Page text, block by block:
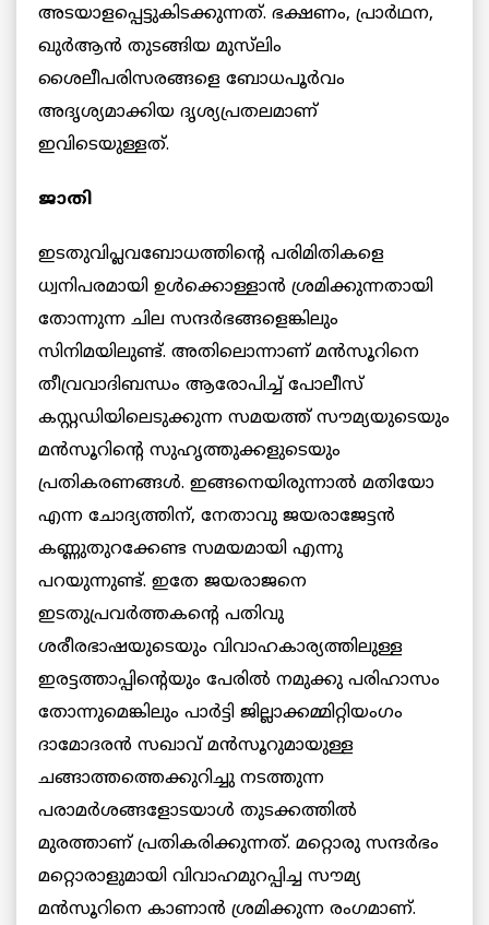
അടയാളപ്പെട്ടുകിടക്കുന്നത്. ഭക്ഷണം, പ്രാര്‍ഥന,
ഖുർആൻ തുടങ്ങിയ മുസ്‌ലിം
ശൈലീപരിസരങ്ങളെ ബോധപൂര്‍വം
അദൃശ്യമാക്കിയ ദൃശ്യപ്രതലമാണ്
ഇവിടെയുള്ളത്.
ജാതി
ഇടതുവിപ്ലവബോധത്തിന്‍റെ പരിമിതികളെ
ധ്വനിപരമായി ഉള്‍ക്കൊള്ളാന്‍ ശ്രമിക്കുന്നതായി
തോന്നുന്ന ചില സന്ദര്‍ഭങ്ങളെങ്കിലും
സിനിമയിലുണ്ട്. അതിലൊന്നാണ് മന്‍സൂറിനെ
തീവ്രവാദിബന്ധം ആരോപിച്ച് പോലീസ്
കസ്റ്റഡിയിലെടുക്കുന്ന സമയത്ത് സൗമ്യയുടെയും
മന്‍സൂറിന്‍റെ സുഹൃത്തുക്കളുടെയും
പ്രതികരണങ്ങള്‍. ഇങ്ങനെയിരുന്നാല്‍ മതിയോ
എന്ന ചോദ്യത്തിന്, നേതാവു ജയരാജേട്ടന്‍
കണ്ണുതുറക്കേണ്ട സമയമായി എന്നു
പറയുന്നുണ്ട്. ഇതേ ജയരാജനെ
ഇടതുപ്രവര്‍ത്തകന്‍റെ പതിവു
ശരീരഭാഷയുടെയും വിവാഹകാര്യത്തിലുള്ള
ഇരട്ടത്താപ്പിന്‍റെയും പേരില്‍ നമുക്കു പരിഹാസം
തോന്നുമെങ്കിലും പാര്‍ട്ടി ജില്ലാക്കമ്മിറ്റിയംഗം
ദാമോദരന്‍ സഖാവ് മന്‍സൂറുമായുള്ള
ചങ്ങാത്തത്തെക്കുറിച്ചു നടത്തുന്ന
പരാമര്‍ശങ്ങളോടയാള്‍ തുടക്കത്തില്‍
മുരത്താണ് പ്രതികരിക്കുന്നത്. മറ്റൊരു സന്ദര്‍ഭം
മറ്റൊരാളുമായി വിവാഹമുറപ്പിച്ച സൗമ്യ
മന്‍സൂറിനെ കാണാന്‍ ശ്രമിക്കുന്ന രംഗമാണ്.